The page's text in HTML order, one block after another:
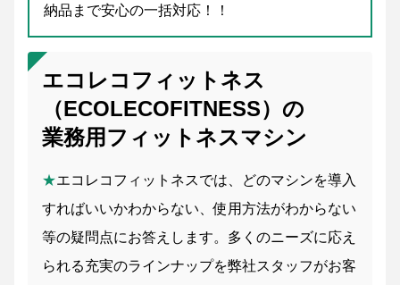
納品まで安心の一括対応！！
エコレコフィットネス
（ECOLECOFITNESS）の
業務用フィットネスマシン
★エコレコフィットネスでは、どのマシンを導入
すればいいかわからない、使用方法がわからない
等の疑問点にお答えします。多くのニーズに応え
られる充実のラインナップを弊社スタッフがお客